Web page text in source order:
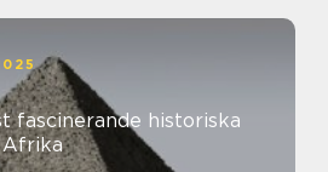
fascinerande historiska
Afrika